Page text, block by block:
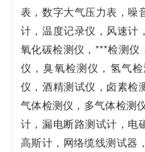
表，数字大气压力表，噪
计，温度记录仪，风速计
氧化碳检测仪，***检测仪
仪，臭氧检测仪，氢气
仪，酒精测试仪，卤素检
气体检测仪，多气体检测
计，漏电断路测试计，电
高斯计，网络缆线测试器